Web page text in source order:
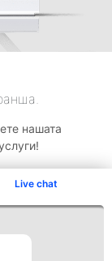
Live chat
нашата